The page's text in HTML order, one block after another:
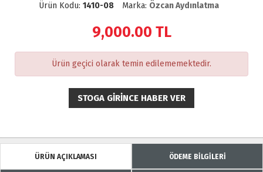
Ürün Kodu: 1410-08 Marka: Özcan Aydınlatma
9,000.00 TL
Ürün geçici olarak temin edilememektedir.
STOGA GIRINCE HABER VER
ÜRÜN AÇIKLAMASI ÖDEME BİLGİLERİ